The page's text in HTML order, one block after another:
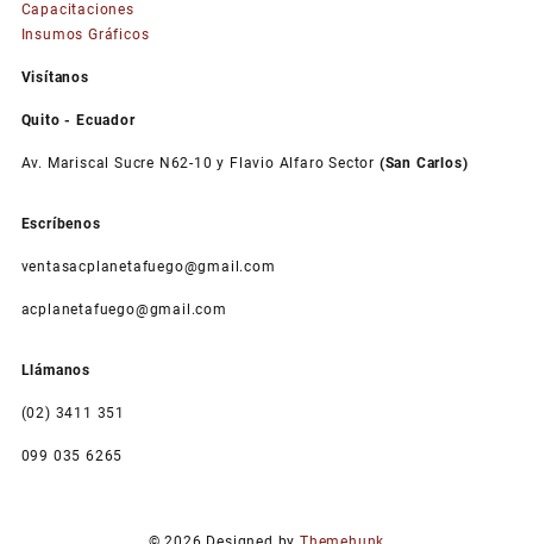
Capacitaciones
Insumos Gráficos
Visítanos
Quito - Ecuador
Av. Mariscal Sucre N62-10 y Flavio Alfaro Sector (San Carlos)
Escríbenos
ventasacplanetafuego@gmail.com
acplanetafuego@gmail.com
Llámanos
(02) 3411 351
099 035 6265